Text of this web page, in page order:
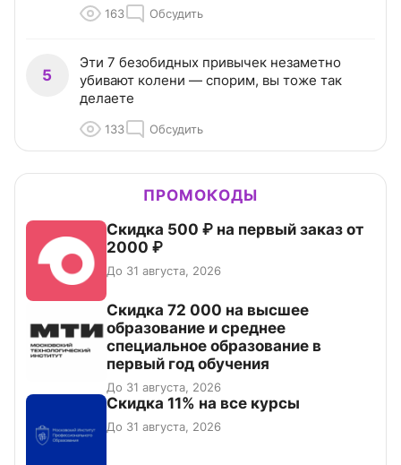
163 Обсудить
5
Эти 7 безобидных привычек незаметно
убивают колени — спорим, вы тоже так
делаете
133 Обсудить
ПРОМОКОДЫ
Скидка 500 ₽ на первый заказ от
2000 ₽
До 31 августа, 2026
Скидка 72 000 на высшее
образование и среднее
специальное образование в
первый год обучения
До 31 августа, 2026
Скидка 11% на все курсы
До 31 августа, 2026